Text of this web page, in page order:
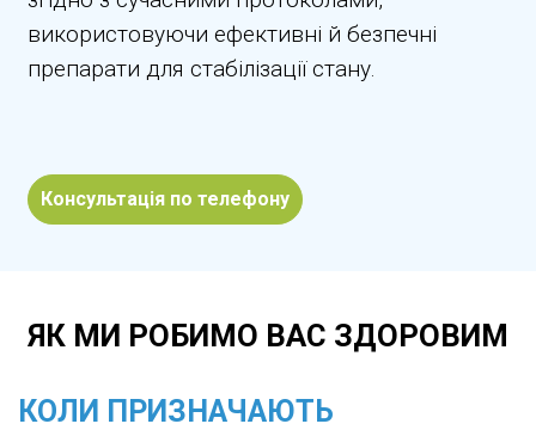
використовуючи ефективні й безпечні
препарати для стабілізації стану.
Консультація по телефону
ЯК МИ РОБИМО ВАС ЗДОРОВИМ
КОЛИ ПРИЗНАЧАЮТЬ